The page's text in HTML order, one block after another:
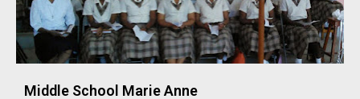
Middle School Marie Anne